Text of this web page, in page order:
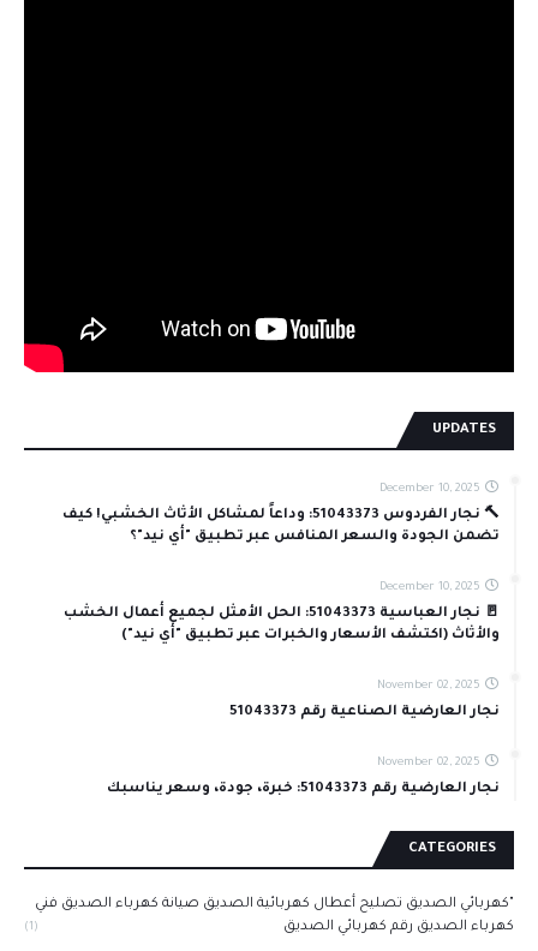
UPDATES
December 10, 2025
🔨 نجار الفردوس 51043373: وداعاً لمشاكل الأثاث الخشبي! كيف
تضمن الجودة والسعر المنافس عبر تطبيق "أي نيد"؟
December 10, 2025
🚪 نجار العباسية 51043373: الحل الأمثل لجميع أعمال الخشب
والأثاث (اكتشف الأسعار والخبرات عبر تطبيق "أي نيد")
November 02, 2025
نجار العارضية الصناعية رقم 51043373
November 02, 2025
نجار العارضية رقم 51043373: خبرة، جودة، وسعر يناسبك
CATEGORIES
"كهربائي الصديق تصليح أعطال كهربائية الصديق صيانة كهرباء الصديق فني
كهرباء الصديق رقم كهربائي الصديق
(1)